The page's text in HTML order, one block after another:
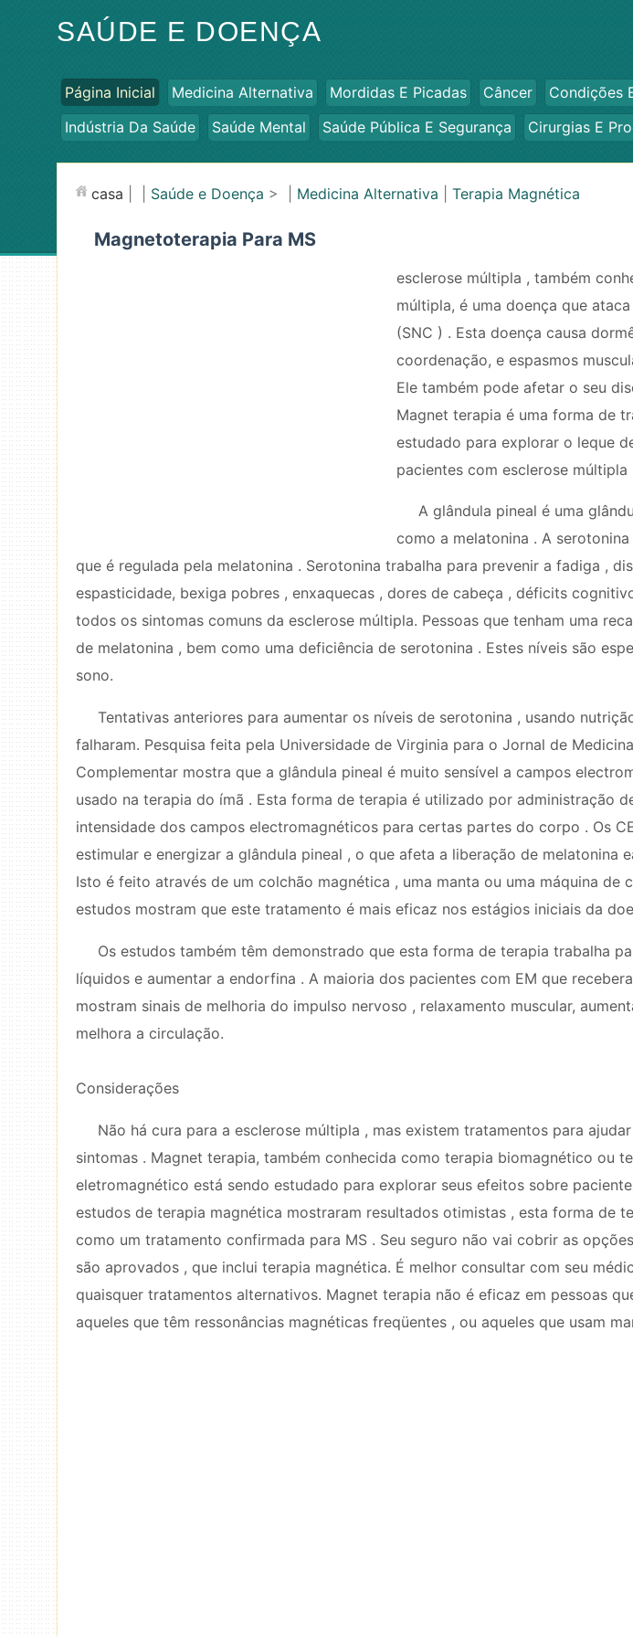
SAÚDE E DOENÇA
Página Inicial Medicina Alternativa Mordidas E Picadas Câncer Condições
Indústria Da Saúde
Saúde Mental Saúde Pública E Segurança Cirurgias E
casa Saúde e Doença > | Medicina Alternativa Terapia Magnética
Magnetoterapia Para MS
esclerose múltipla , também
múltipla, é uma doença que
(SNC ) . Esta doença causa
coordenação, e espasmos
Ele também pode afetar o seu
Magnet terapia é uma forma de
estudado para explorar o leque
pacientes com esclerose
A glândula pineal é uma
como a melatonina . A
que é regulada pela melatonina . Serotonina trabalha para prevenir a fadiga ,
espasticidade, bexiga pobres , enxaquecas , dores de cabeça , déficits
todos os sintomas comuns da esclerose múltipla. Pessoas que tenham uma
de melatonina , bem como uma deficiência de serotonina . Estes níveis são
sono.
Tentativas anteriores para aumentar os níveis de serotonina , usando
falharam. Pesquisa feita pela Universidade de Virginia para o Jornal de
Complementar mostra que a glândula pineal é muito sensível a campos
usado na terapia do ímã . Esta forma de terapia é utilizado por administração
intensidade dos campos electromagnéticos para certas partes do corpo . Os
estimular e energizar a glândula pineal , o que afeta a liberação de melatonina
Isto é feito através de um colchão magnética , uma manta ou uma máquina de
estudos mostram que este tratamento é mais eficaz nos estágios iniciais da
Os estudos também têm demonstrado que esta forma de terapia trabalha
líquidos e aumentar a endorfina . A maioria dos pacientes com EM que
mostram sinais de melhoria do impulso nervoso , relaxamento muscular,
melhora a circulação.
Considerações
Não há cura para a esclerose múltipla , mas existem tratamentos para
sintomas . Magnet terapia, também conhecida como terapia biomagnético ou
eletromagnético está sendo estudado para explorar seus efeitos sobre
estudos de terapia magnética mostraram resultados otimistas , esta forma de
como um tratamento confirmada para MS . Seu seguro não vai cobrir as
são aprovados , que inclui terapia magnética. É melhor consultar com seu
quaisquer tratamentos alternativos. Magnet terapia não é eficaz em pessoas
aqueles que têm ressonâncias magnéticas freqüentes , ou aqueles que usam